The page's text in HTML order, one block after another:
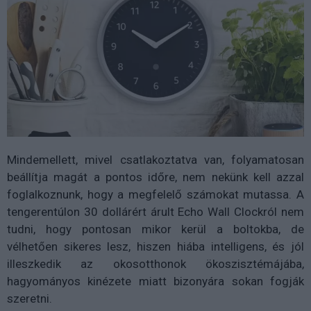
Mindemellett, mivel csatlakoztatva van, folyamatosan
beállítja magát a pontos időre, nem nekünk kell azzal
foglalkoznunk, hogy a megfelelő számokat mutassa. A
tengerentúlon 30 dollárért árult Echo Wall Clockról nem
tudni, hogy pontosan mikor kerül a boltokba, de
vélhetően sikeres lesz, hiszen hiába intelligens, és jól
illeszkedik az okosotthonok ökoszisztémájába,
hagyományos kinézete miatt bizonyára sokan fogják
szeretni.